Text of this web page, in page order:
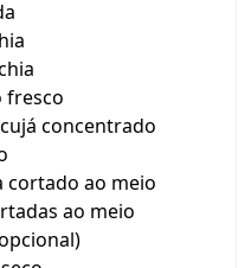
fresco
concentrado
cortado ao meio
ao meio